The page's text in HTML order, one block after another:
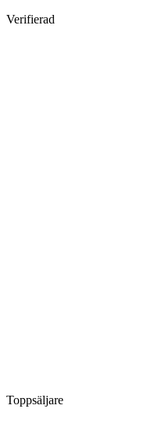
Verifierad
Toppsäljare